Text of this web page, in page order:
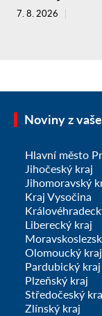
7. 8. 2026
Noviny z
Hlavní město
Jihočeský kraj
Jihomoravský
Kraj Vysočina
Liberecký kraj
Olomoucký kraj
Pardubický kraj
Plzeňský kraj
Středočeský
Zlínský kraj